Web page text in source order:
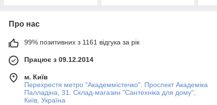
Про нас
99% позитивних з 1161 відгука за рік
Працює з 09.12.2014
м. Київ
Перехрестя метро "Академмістечко". Проспект Академіка
Палладіна, 31. Склад-магазин "Сантехніка для дому",
Київ, Україна